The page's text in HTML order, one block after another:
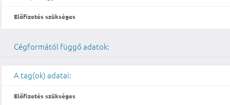
Előfizetés szükséges
Cégformától függő adatok:
A tag(ok) adatai:
Előfizetés szükséges